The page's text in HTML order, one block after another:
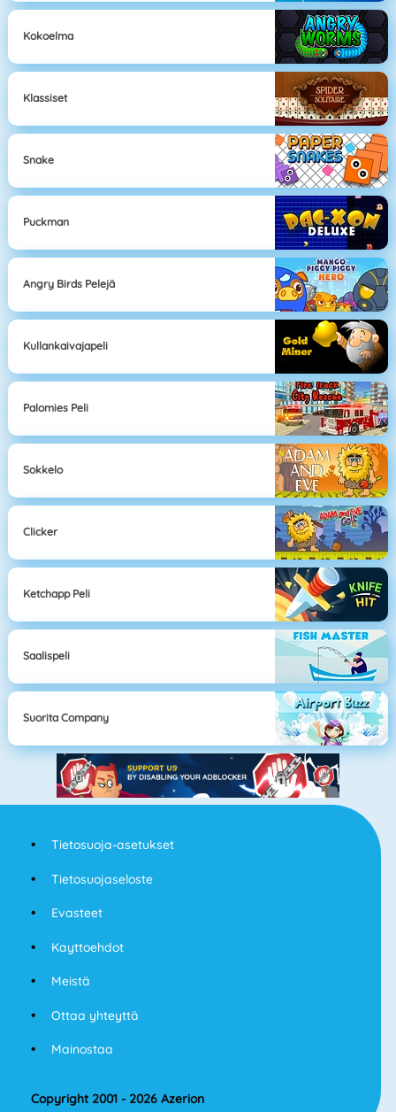
Kokoelma
Klassiset
Snake
Puckman
Angry Birds Pelejä
Kullankaivajapeli
Palomies Peli
Sokkelo
Clicker
Ketchapp Peli
Saalispeli
Suorita Company
Tietosuoja-asetukset
Tietosuojaseloste
Evasteet
Kayttoehdot
Meistä
Ottaa yhteyttä
Mainostaa
Copyright 2001 - 2026 Azerion